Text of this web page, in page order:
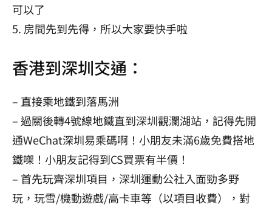
可以了
5. 房間先到先得，所以大家要快手啦
香港到深圳交通：
– 直接乘地鐵到落馬洲
– 過關後轉4號線地鐵直到深圳觀瀾湖站，記得先開
通WeChat深圳易乘碼啊！小朋友未滿6歲免費搭地
鐵㗎！小朋友記得到CS買票有半價！
– 首先玩齊深圳項目，深圳運動公社入面勁多野
玩，玩雪/機動遊戲/高卡車等（以項目收費），對